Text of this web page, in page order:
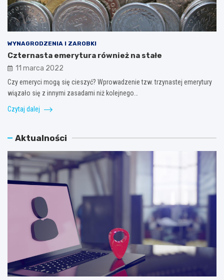
WYNAGRODZENIA I ZAROBKI
Czternasta emerytura również na stałe
11 marca 2022
Czy emeryci mogą się cieszyć? Wprowadzenie tzw. trzynastej emerytury
wiązało się z innymi zasadami niż kolejnego…
Czytaj dalej
Aktualności